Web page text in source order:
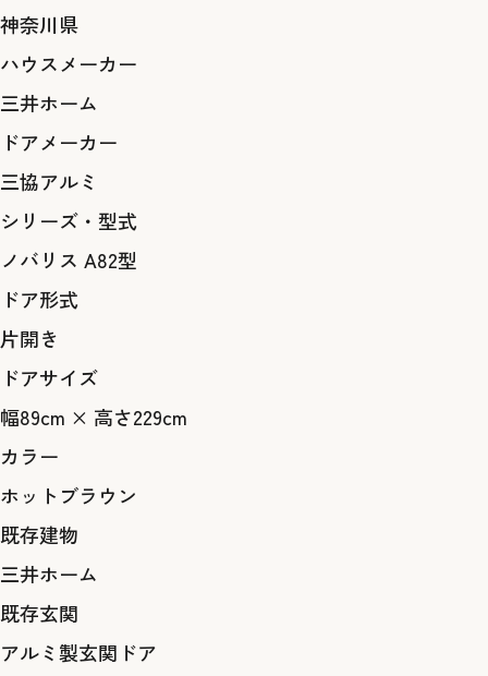
神奈川県
ハウスメーカー
三井ホーム
ドアメーカー
三協アルミ
シリーズ・型式
ノバリス A82型
ドア形式
片開き
ドアサイズ
幅89cm × 高さ229cm
カラー
ホットブラウン
既存建物
三井ホーム
既存玄関
アルミ製玄関ドア